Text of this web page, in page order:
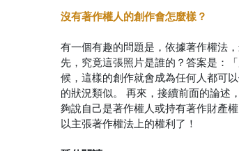
沒有著作權人的創作會怎麼樣？
有一個有趣的問題是，依據著作權法
先，究竟這張照片是誰的？答案是：
候，這樣的創作就會成為任何人都可
的狀況類似。
再來，接續前面的論述
夠說自己是著作權人或持有著作財產
以主張著作權法上的權利了！